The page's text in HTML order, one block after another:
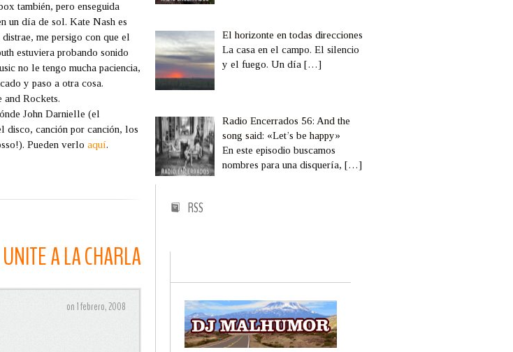
también, pero enseguida
un día de sol. Kate Nash es
distrae, me persigo con que el
estuviera probando sonido
no le tengo mucha paciencia,
y paso a otra cosa.
and Rockets.
John Darnielle (el
disco, canción por canción, los
Pueden verlo aquí.
UNITE A LA CHARLA
on 1 febrero, 2008
El horizonte en todas direcciones
La casa en el campo. El silencio
y el fuego. Un día[…]
Radio Encerrados 56: And the
song said: «Let’s be happy»
En este episodio buscamos
nombres para una disquería,[…]
RSS